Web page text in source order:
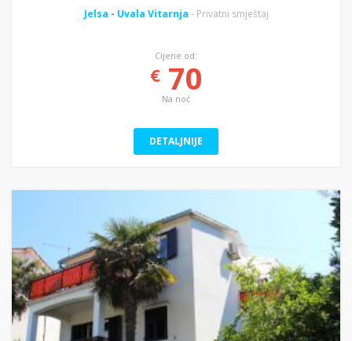
Jelsa - Uvala Vitarnja - Privatni smještaj
Cijene od:
€70
Na noć
DETALJNIJE